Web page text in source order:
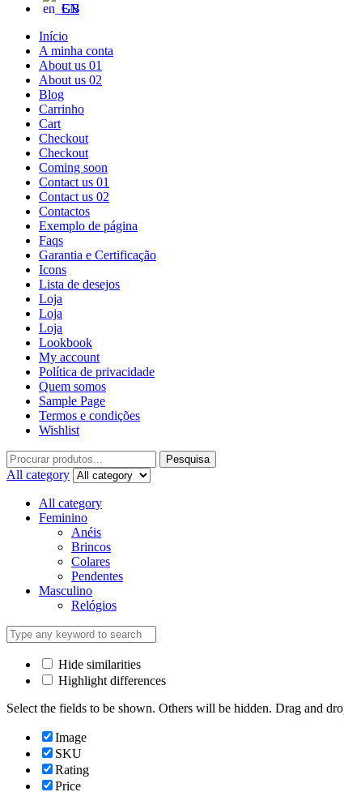
EN
Início
A minha conta
About us 01
About us 02
Blog
Carrinho
Cart
Checkout
Checkout
Coming soon
Contact us 01
Contact us 02
Contactos
Exemplo de página
Faqs
Garantia e Certificação
Icons
Lista de desejos
Loja
Loja
Loja
Lookbook
My account
Política de privacidade
Quem somos
Sample Page
Termos e condições
Wishlist
Pesquisa
All category
All category
Feminino
Anéis
Brincos
Colares
Pendentes
Masculino
Relógios
Hide similarities
Highlight differences
Select the fields to be shown. Others will be hidden. Drag and
Image
SKU
Rating
Price